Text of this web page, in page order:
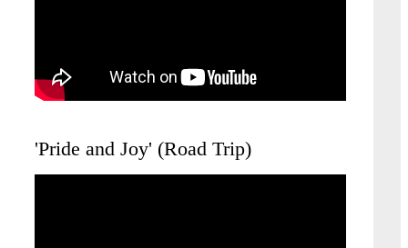
'Pride and Joy' (Road Trip)